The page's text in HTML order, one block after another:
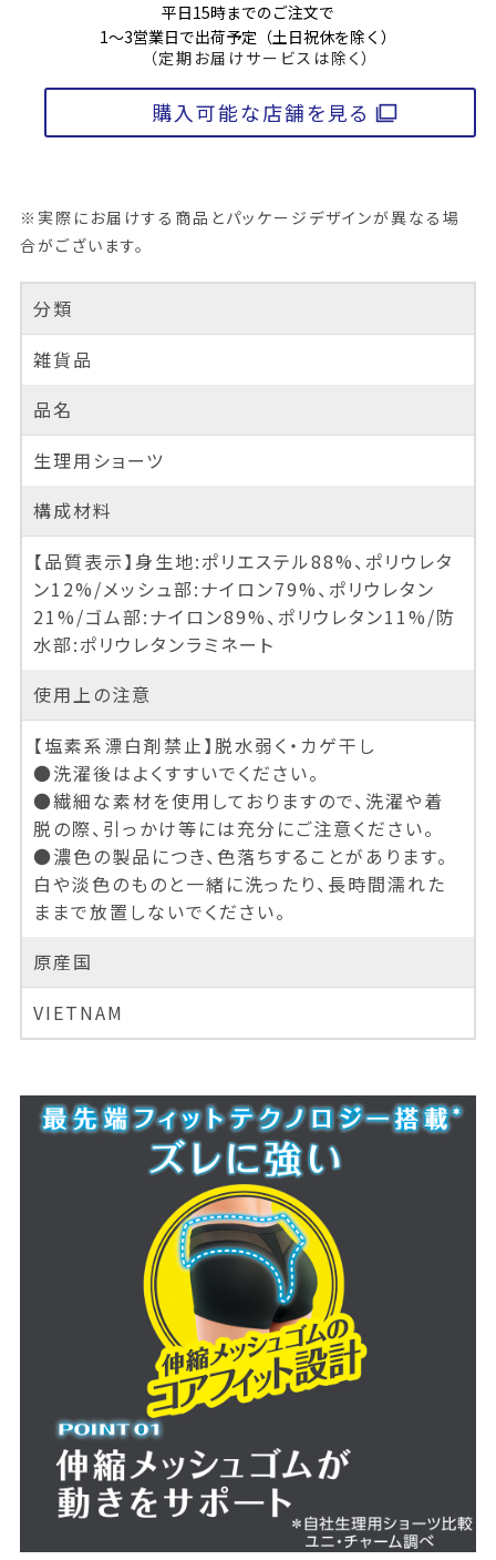
平日15時までのご注文で
1～3営業日で出荷予定（土日祝休を除く）
（定期お届けサービスは除く）
購入可能な店舗を見る
※実際にお届けする商品とパッケージデザインが異なる場
合がございます。
分類
雑貨品
品名
生理用ショーツ
構成材料
【品質表示】身生地:ポリエステル88%、ポリウレタ
ン12%/メッシュ部:ナイロン79%、ポリウレタン
21%/ゴム部:ナイロン89%、ポリウレタン11%/防
水部:ポリウレタンラミネート
使用上の注意
【塩素系漂白剤禁止】脱水弱く・カゲ干し
●洗濯後はよくすすいでください。
●繊細な素材を使用しておりますので、洗濯や着
脱の際、引っかけ等には充分にご注意ください。
●濃色の製品につき、色落ちすることがあります。
白や淡色のものと一緒に洗ったり、長時間濡れた
ままで放置しないでください。
原産国
VIETNAM